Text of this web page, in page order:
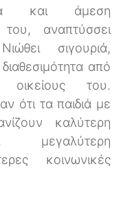
και άμεση
αναπτύσσει
σιγουριά,
από
του.
ότι τα παιδιά με
καλύτερη
μεγαλύτερη
κοινωνικές